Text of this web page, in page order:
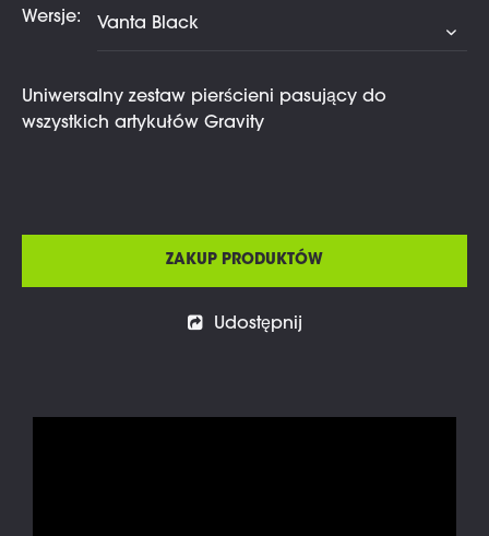
Wersje:
Uniwersalny zestaw pierścieni pasujący do
wszystkich artykułów Gravity
ZAKUP PRODUKTÓW
Udostępnij